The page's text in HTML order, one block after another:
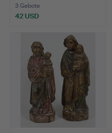
3 Gebote
42 USD